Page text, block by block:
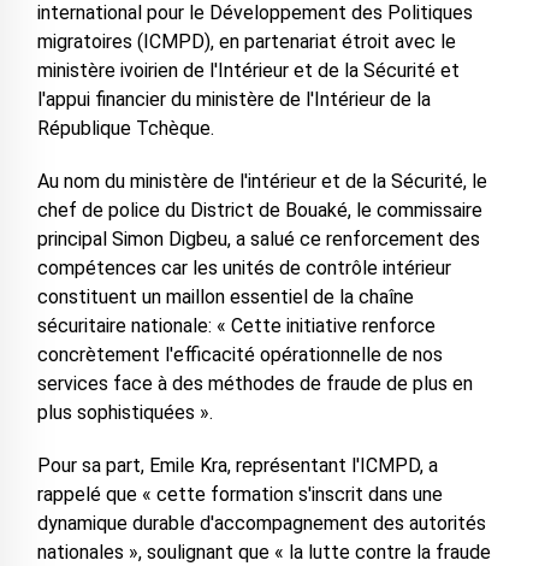
international pour le Développement des Politiques
migratoires (ICMPD), en partenariat étroit avec le
ministère ivoirien de l'Intérieur et de la Sécurité et
l'appui financier du ministère de l'Intérieur de la
République Tchèque.
Au nom du ministère de l'intérieur et de la Sécurité, le
chef de police du District de Bouaké, le commissaire
principal Simon Digbeu, a salué ce renforcement des
compétences car les unités de contrôle intérieur
constituent un maillon essentiel de la chaîne
sécuritaire nationale: « Cette initiative renforce
concrètement l'efficacité opérationnelle de nos
services face à des méthodes de fraude de plus en
plus sophistiquées ».
Pour sa part, Emile Kra, représentant l'ICMPD, a
rappelé que « cette formation s'inscrit dans une
dynamique durable d'accompagnement des autorités
nationales », soulignant que « la lutte contre la fraude